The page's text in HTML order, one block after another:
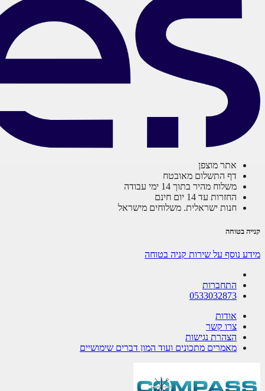
אתר מוצפן
דף התשלום מאובטח
משלוח מהיר בתוך 14 ימי עבודה
החזרות עד 14 יום חינם
חנות ישראלית. משלוחים מישראל
קנייה בטוחה
מידע נוסף על שירות קניה בטוחה
התחברות
0533032873
אודות
צרו קשר
הצהרת נגישות
מאמרים מתכונים ועוד המון דברים שימושיים